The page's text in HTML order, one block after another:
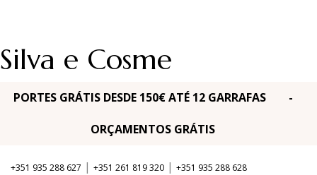
Silva e Cosme
PORTES GRÁTIS DESDE 150€ ATÉ 12 GARRAFAS -
ORÇAMENTOS GRÁTIS
+351 935 288 627 | +351 261 819 320 | +351 935 288 628